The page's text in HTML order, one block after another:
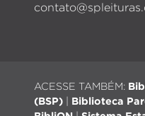
ACESSE TAMBÉM:
(BSP)
Biblioteca